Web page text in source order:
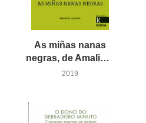
As miñas nanas
negras, de Amalia Lú Posso Figueroa
2019